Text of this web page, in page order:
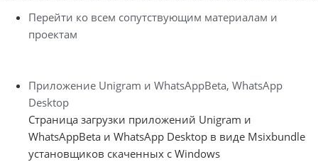
Перейти ко всем сопутствующим материалам и
проектам
Приложение Unigram и WhatsAppBeta, WhatsApp
Desktop
Страница загрузки приложений Unigram и
WhatsAppBeta и WhatsApp Desktop в виде Msixbundle
установщиков скаченных с Windows